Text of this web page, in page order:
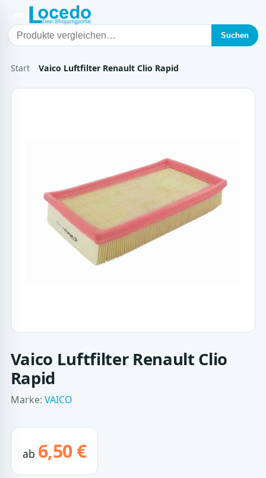
Suchen
Start Vaico Luftfilter Renault Clio Rapid
Vaico Luftfilter Renault Clio
Rapid
Marke: VAICO
ab 6,50 €